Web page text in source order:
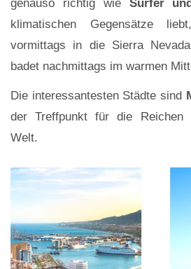
genauso richtig wie Surfer
klimatischen Gegensätze
vormittags in die Sierra
badet nachmittags im warmen
Die interessantesten Städte sind
der Treffpunkt für die Reichen
Welt.